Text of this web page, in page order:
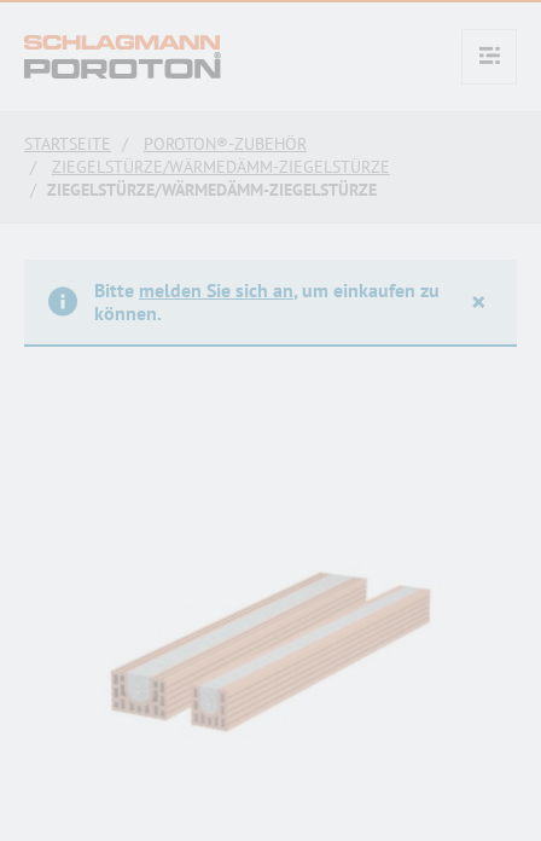
text.skipToContent
text.skipToNavigation
STARTSEITE
POROTON®-ZUBEHÖR
ZIEGELSTÜRZE/WÄRMEDÄMM-ZIEGELSTÜRZE
ZIEGELSTÜRZE/WÄRMEDÄMM-ZIEGELSTÜRZE
Bitte melden Sie sich an, um einkaufen zu
können.
×